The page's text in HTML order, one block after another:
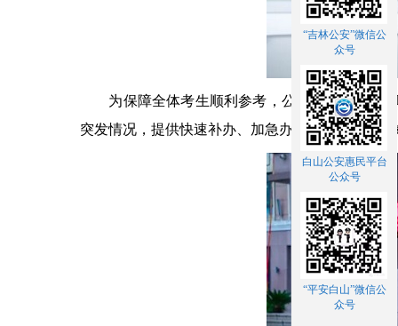
为保障全体考生顺利参考，公安政务服务中心
突发情况，提供快速补办、加急办理便民服务，
“吉林公安”微信公
众号
白山公安惠民平台
公众号
“平安白山”微信公
众号